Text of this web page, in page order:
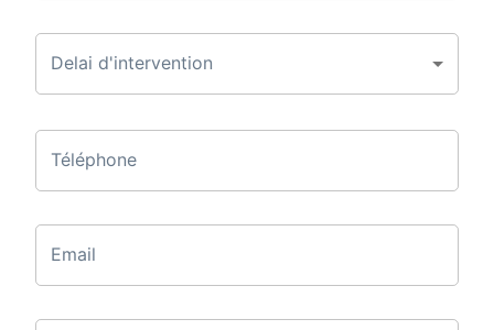
Delai d'intervention
Téléphone
Email